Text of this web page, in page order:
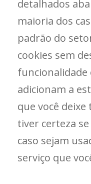
detalhados
maioria dos
padrão do
cookies sem
funcionalidade
adicionam a
que você deixe
tiver certeza
caso sejam
serviço que